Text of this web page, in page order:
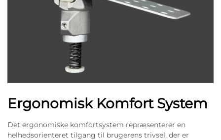
Ergonomisk Komfort System
Det ergonomiske komfortsystem repræsenterer en
helhedsorienteret tilgang til brugerens trivsel, der er